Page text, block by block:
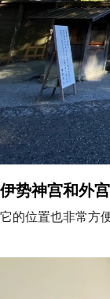
伊势神宫和外宫
它的位置也非常方